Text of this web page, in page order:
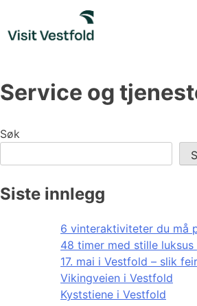
content
Service og
Søk
Siste innlegg
6 vinteraktiviteter du må
48 timer med stille luksus
17. mai i Vestfold – slik
Vikingveien i Vestfold
Kyststiene i Vestfold